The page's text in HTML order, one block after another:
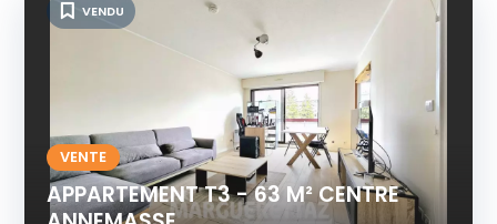
VENTE
APPARTEMENT T3 - 63 M² CENTRE
VENDU